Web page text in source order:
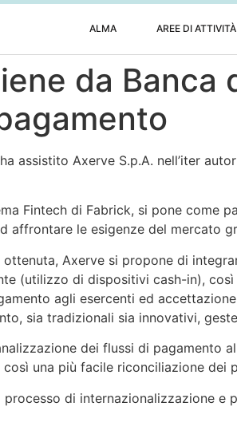
ALMA AREE DI ATTIVITÀ
da Banca
assistito Axerve S.p.A. nell’iter
Fintech di Fabrick, si pone
affrontare le esigenze del mercato
ottenuta, Axerve si propone di
(utilizzo di dispositivi cash-in),
agli esercenti ed
sia tradizionali sia innovativi,
dei flussi di pagamento
una più facile riconciliazione dei
di internazionalizzazione e